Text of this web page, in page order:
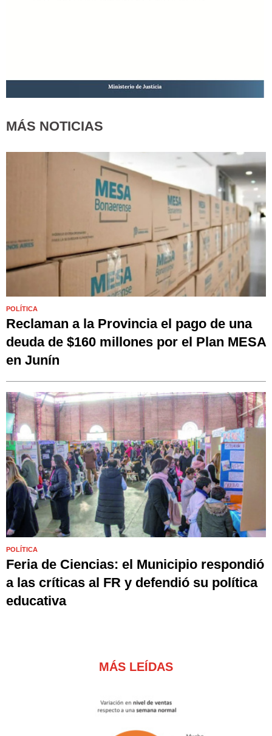
MÁS NOTICIAS
POLÍTICA
Reclaman a la Provincia el pago de una
deuda de $160 millones por el Plan MESA
en Junín
POLÍTICA
Feria de Ciencias: el Municipio respondió
a las críticas al FR y defendió su política
educativa
MÁS LEÍDAS